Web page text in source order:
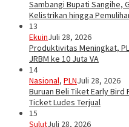
Sambangi Bupati Sangihe,
Kelistrikan hingga
13
EkuinJuli 28, 2026
Produktivitas Meningkat,
JRBM ke 10 Juta VA
14
Nasional, PLNJuli 28, 2026
Buruan Beli Tiket Early Bird
Ticket Ludes Terjual
15
SulutJuli 28, 2026